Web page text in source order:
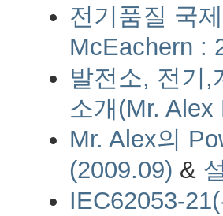
전기품질 국
McEachern :
발전소, 전기,
소개(Mr.
Mr. Alex의
(2009.09) &
IEC62053-